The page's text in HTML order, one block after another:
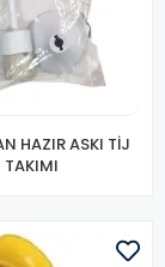
HAZIR ASKI TİJ
TAKIMI